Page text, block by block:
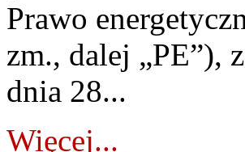
Prawo
zm., dalej „PE”),
dnia 28...
Więcej...